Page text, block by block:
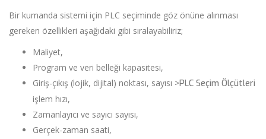
Bir kumanda sistemi için PLC seçiminde göz önüne alınması
gereken özellikleri aşağıdaki gibi sıralayabiliriz;
Maliyet,
Program ve veri belleği kapasitesi,
Giriş-çıkış (lojik, dijital) noktası, sayısı >PLC Seçim Ölçütleri
işlem hızı,
Zamanlayıcı ve sayıcı sayısı,
Gerçek-zaman saati,